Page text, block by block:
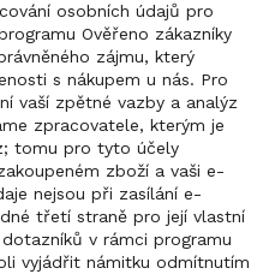
osobních údajů pro
Ověřeno zákazníky
zájmu, který
s nákupem u nás. Pro
vaší zpětné vazby a analýz
zpracovatele, kterým je
tomu pro tyto účely
zboží a vaši e-
nejsou při zasílání e-
třetí straně pro její vlastní
v rámci programu
vyjádřit námitku odmítnutím